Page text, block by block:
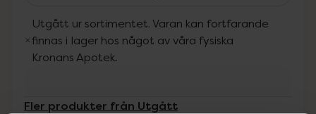
Utgått ur sortimentet. Varan kan fortfarande
finnas i lager hos något av våra fysiska
Kronans Apotek.
Fler produkter från Utgått